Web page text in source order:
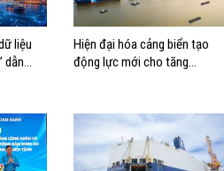
liệu
dẫn
Hiện đại hóa cảng biển tạo
động lực mới cho tăng